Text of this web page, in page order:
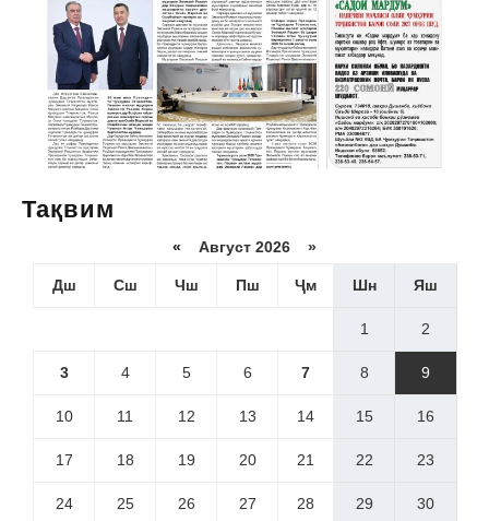
Тақвим
« Август 2026 »
Дш Сш Чш Пш Ҷм Шн Яш
1 2
3 4 5 6 7 8 9
10 11 12 13 14 15 16
17 18 19 20 21 22 23
24 25 26 27 28 29 30